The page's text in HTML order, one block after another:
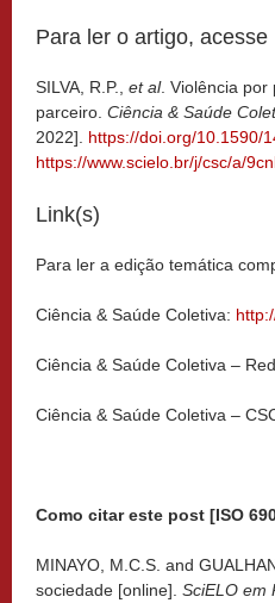
Para ler o artigo, acesse
SILVA, R.P., et al. Violência por
parceiro. Ciência & Saúde
2022]. https://doi.org/10.1590/
https://www.scielo.br/j/csc/a/
Link(s)
Para ler a edição temática
Ciência & Saúde Coletiva:
Ciência & Saúde Coletiva –
Ciência & Saúde Coletiva –
Como citar este post [ISO
MINAYO, M.C.S. and
sociedade [online]. SciELO em